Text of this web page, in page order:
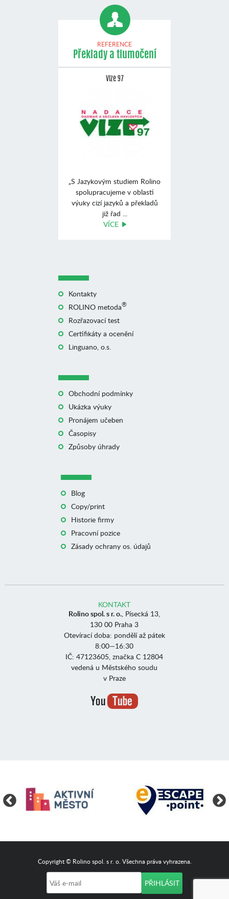
REFERENCE
Překlady a tlumočení
Vize 97
„S Jazykovým studiem Rolino
spolupracujeme v oblasti
výuky cizí jazyků a překladů
již řad ...
VÍCE
Kontakty
ROLINO metoda®
Rozřazovací test
Certifikáty a ocenění
Linguano, o.s.
Obchodní podmínky
Ukázka výuky
Pronájem učeben
Časopisy
Způsoby úhrady
Blog
Copy/print
Historie firmy
Pracovní pozice
Zásady ochrany os. údajů
KONTAKT
Rolino spol. s r. o., Písecká 13,
130 00 Praha 3
Otevírací doba: pondělí až pátek
8:00—16:30
IČ: 47123605, značka C 12804
vedená u Městského soudu
v Praze
Copyright © Rolino spol. s r. o. Všechna práva vyhrazena.